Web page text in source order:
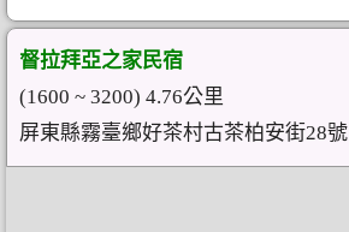
督拉拜亞之家民宿
(1600 ~ 3200) 4.76公里
屏東縣霧臺鄉好茶村古茶柏安街28號